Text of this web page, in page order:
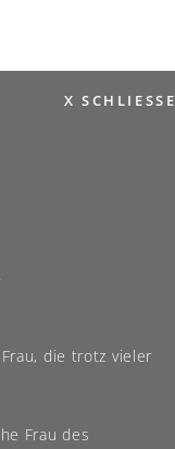
die trotz vieler
Frau des
X SCHLIESSEN